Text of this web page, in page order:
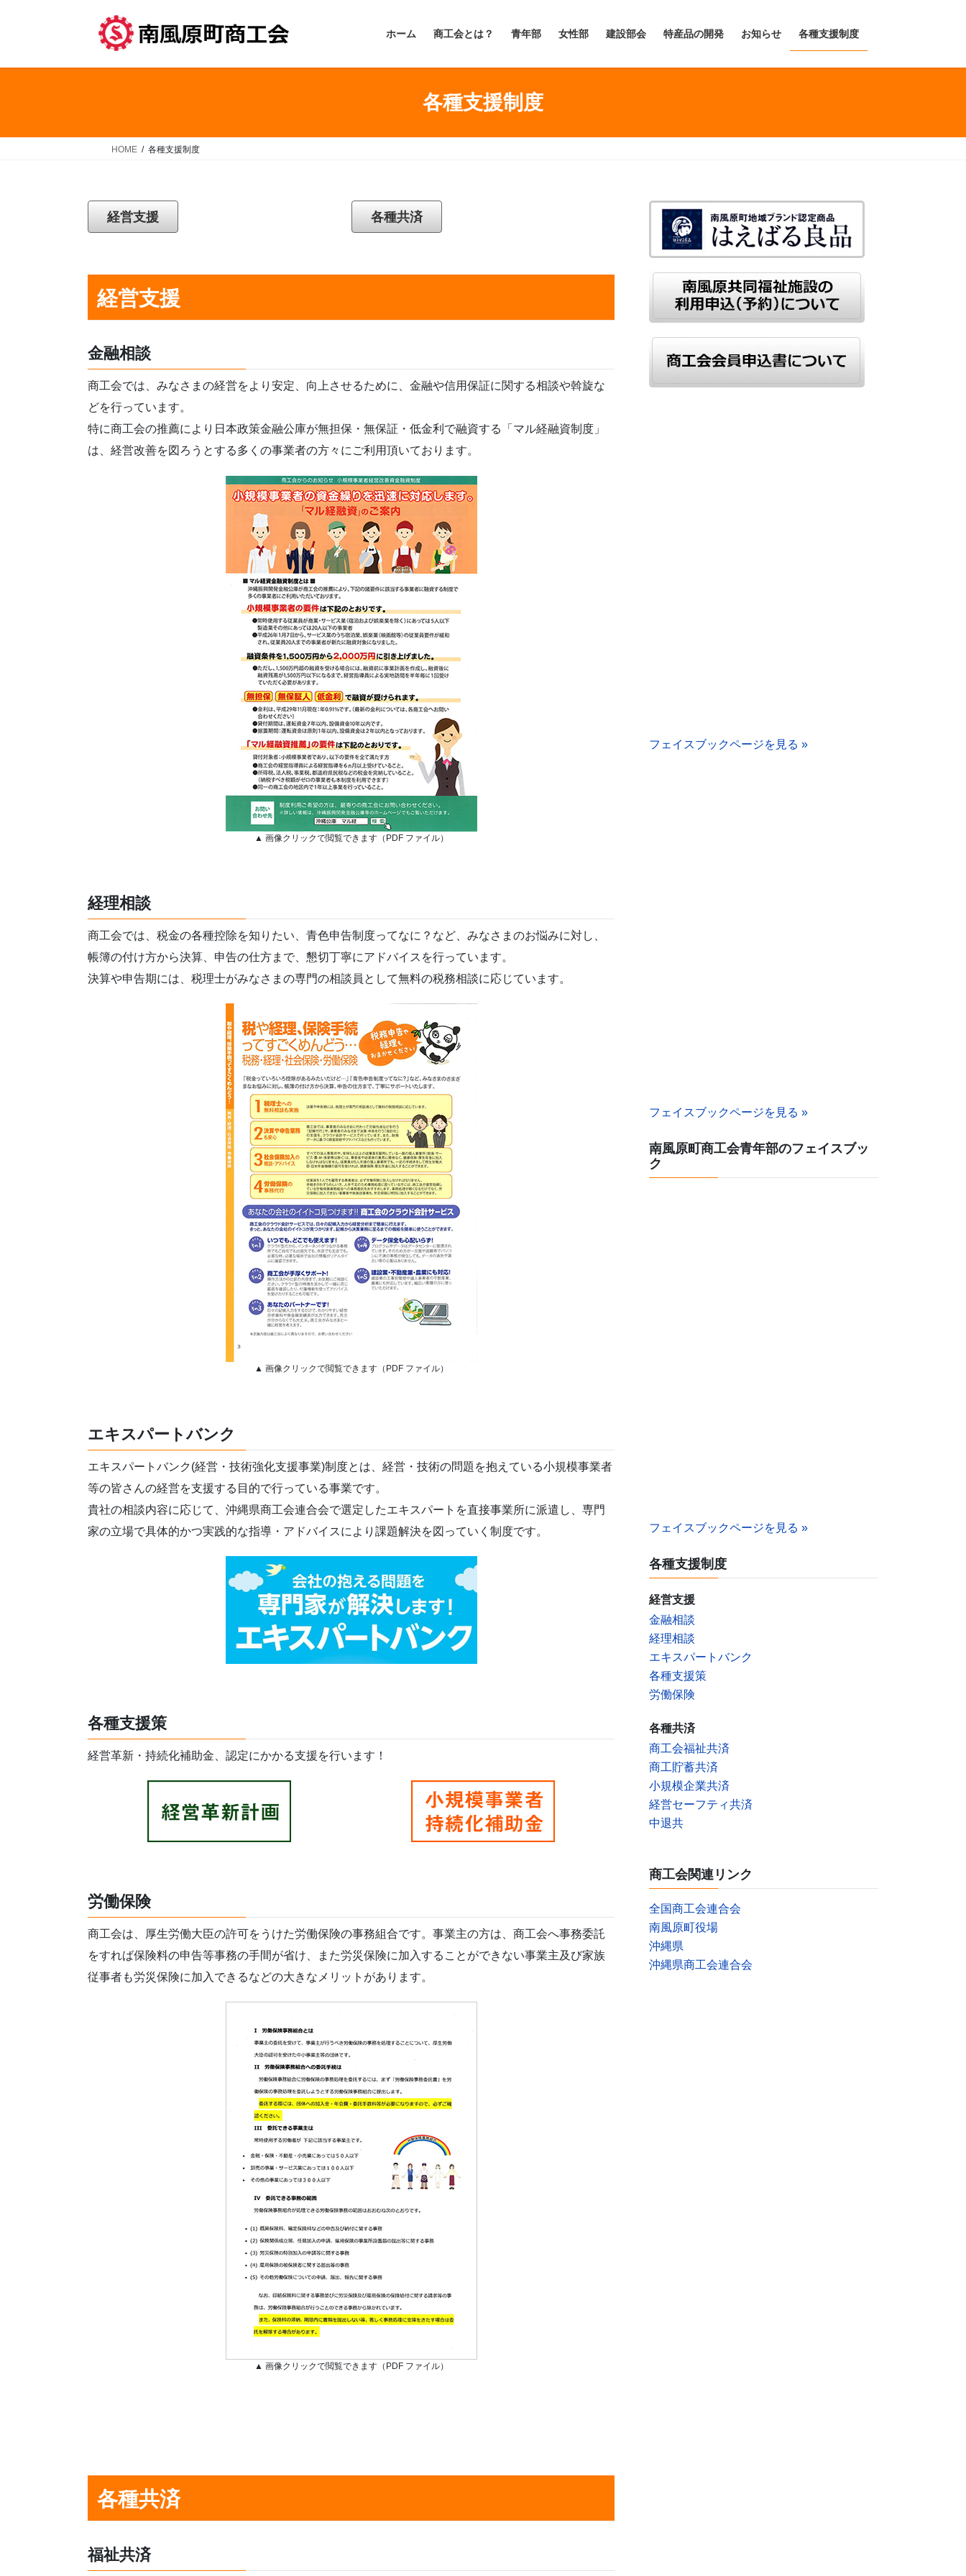
ホーム 商工会とは？ 青年部 女性部 建設部会 特産品の開発 お知らせ 各種支援制度
各種支援制度
HOME 各種支援制度
経営支援 各種共済
経営支援
金融相談
商工会では、みなさまの経営をより安定、向上させるために、金融や信用保証に関する相談や斡旋な
どを行っています。
特に商工会の推薦により日本政策金融公庫が無担保・無保証・低金利で融資する「マル経融資制度」
は、経営改善を図ろうとする多くの事業者の方々にご利用頂いております。
▲ 画像クリックで閲覧できます（PDF ファイル）
経理相談
商工会では、税金の各種控除を知りたい、青色申告制度ってなに？など、みなさまのお悩みに対し、
帳簿の付け方から決算、申告の仕方まで、懇切丁寧にアドバイスを行っています。
決算や申告期には、税理士がみなさまの専門の相談員として無料の税務相談に応じています。
▲ 画像クリックで閲覧できます（PDF ファイル）
エキスパートバンク
エキスパートバンク(経営・技術強化支援事業)制度とは、経営・技術の問題を抱えている小規模事業者
等の皆さんの経営を支援する目的で行っている事業です。
貴社の相談内容に応じて、沖縄県商工会連合会で選定したエキスパートを直接事業所に派遣し、専門
家の立場で具体的かつ実践的な指導・アドバイスにより課題解決を図っていく制度です。
各種支援策
経営革新・持続化補助金、認定にかかる支援を行います！
労働保険
商工会は、厚生労働大臣の許可をうけた労働保険の事務組合です。事業主の方は、商工会へ事務委託
をすれば保険料の申告等事務の手間が省け、また労災保険に加入することができない事業主及び家族
従事者も労災保険に加入できるなどの大きなメリットがあります。
▲ 画像クリックで閲覧できます（PDF ファイル）
各種共済
福祉共済
フェイスブックページを見る »
フェイスブックページを見る »
南風原町商工会青年部のフェイスブッ
ク
フェイスブックページを見る »
各種支援制度
経営支援
金融相談
経理相談
エキスパートバンク
各種支援策
労働保険
各種共済
商工会福祉共済
商工貯蓄共済
小規模企業共済
経営セーフティ共済
中退共
商工会関連リンク
全国商工会連合会
南風原町役場
沖縄県
沖縄県商工会連合会